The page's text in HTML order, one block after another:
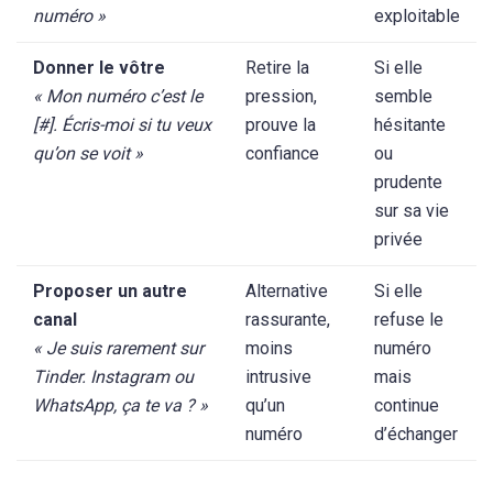
numéro »
exploitable
Donner le vôtre
« Mon numéro c’est le
[#]. Écris-moi si tu veux
qu’on se voit »
Retire la
pression,
prouve la
confiance
Si elle
semble
hésitante
ou
prudente
sur sa vie
privée
Proposer un autre
canal
« Je suis rarement sur
Tinder. Instagram ou
WhatsApp, ça te va ? »
Alternative
rassurante,
moins
intrusive
qu’un
numéro
Si elle
refuse le
numéro
mais
continue
d’échanger